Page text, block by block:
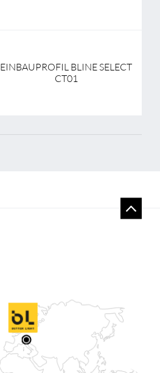
EINBAUPROFIL BLINE SELECT
CT01